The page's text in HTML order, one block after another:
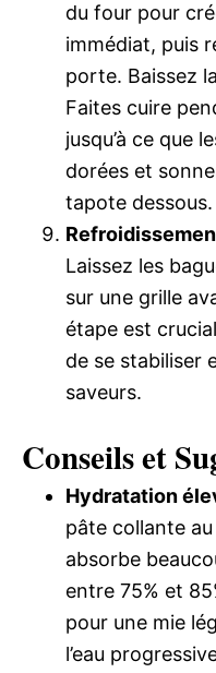
du four pour
immédiat, puis
porte. Baissez
Faites cuire
jusqu’à ce que
dorées et
tapote dessous.
Laissez les
sur une grille
étape est
de se stabiliser
saveurs.
Conseils et
Hydratation
pâte collante
absorbe
entre 75% et
pour une mie
l’eau